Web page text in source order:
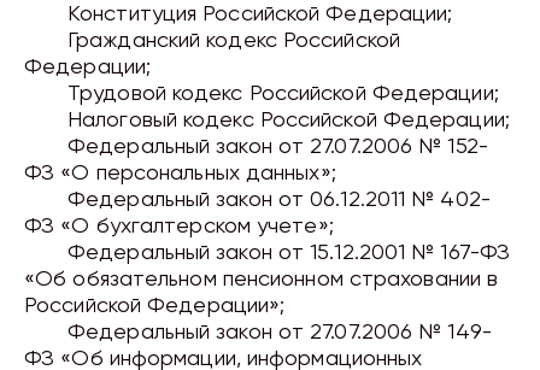
Конституция Российской Федерации;
ГражданскийкодексРоссийской
Федерации;
Трудовой кодекс Российской Федерации;
Налоговый кодексРоссийской Федерации;
Федеральный закон от 27.07.2006 № 152-
ФЗ «О персональных данных»;
Федеральныйзакон от 06.12.2011 № 402-
ФЗ «О бухгалтерском учете»;
Федеральныйзакон от 15.12.2001 № 167-ФЗ
«Об обязательном пенсионном страховании в
Российской Федерации»;
Федеральный закон от 27.07.2006 № 149-
ФЗ «Об информации, информационных